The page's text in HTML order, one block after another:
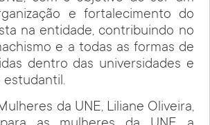
e fortalecimento do
na entidade, contribuindo no
e a todas as formas de
dentro das universidades e
estudantil.
da UNE, Liliane Oliveira,